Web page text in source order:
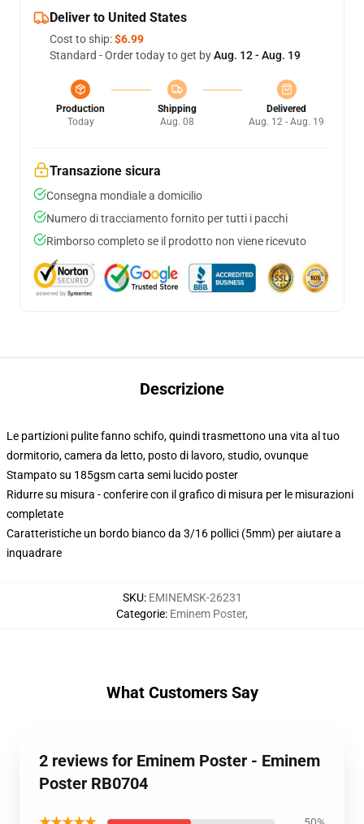
Deliver to United States
Cost to ship:$6.99
Standard - Order today to get byAug. 12 - Aug. 19
Production
Today
Shipping
Aug. 08
Delivered
Aug. 12 - Aug. 19
Transazione sicura
Consegna mondiale a domicilio
Numero di tracciamento fornito per tutti i pacchi
Rimborso completo se il prodotto non viene ricevuto
Descrizione
Le partizioni pulite fanno schifo, quindi trasmettono una vita al tuo
dormitorio, camera da letto, posto di lavoro, studio, ovunque
Stampato su 185gsm carta semi lucido poster
Ridurre su misura - conferire con il grafico di misura per le misurazioni
completate
Caratteristiche un bordo bianco da 3/16 pollici (5mm) per aiutare a
inquadrare
SKU: EMINEMSK-26231
Categorie: Eminem Poster,
What Customers Say
2 reviews for Eminem Poster - Eminem
Poster RB0704